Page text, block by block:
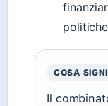
COSA
Il